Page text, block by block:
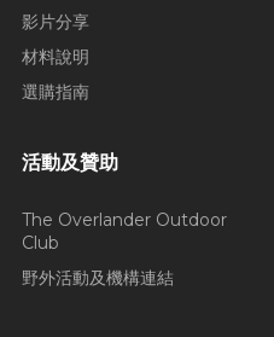
影片分享
材料說明
選購指南
活動及贊助
The Overlander Outdoor
Club
野外活動及機構連結